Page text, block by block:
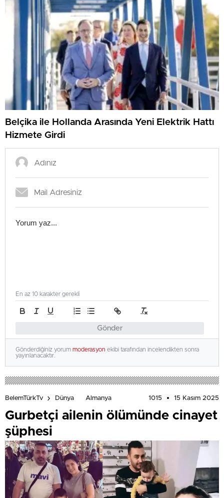
Belçika ile Hollanda Arasında Yeni Elektrik Hattı
Hizmete Girdi
Gönder
En az 10 karakter gerekli
Gönderdiğiniz yorum moderasyon ekibi tarafından incelendikten sonra
yayınlanacaktır.
BelemTürkTv Dünya Almanya 1015 15 Kasım 2025
Gurbetçi ailenin ölümünde cinayet
şüphesi